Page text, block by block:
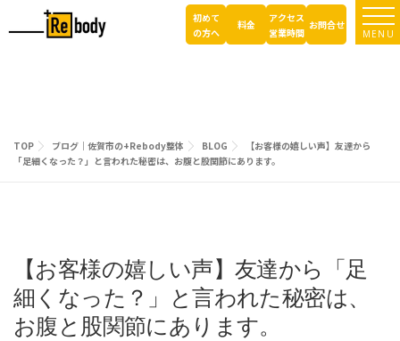
初めて
の方へ
料金
アクセス
営業時間
お問合せ
MENU
TOP ブログ｜佐賀市の+Rebody整体 BLOG
【お客様の嬉しい声】友達から
「足細くなった？」と言われた秘密は、お腹と股関節にあります。
【お客様の嬉しい声】友達から「足
細くなった？」と言われた秘密は、
お腹と股関節にあります。